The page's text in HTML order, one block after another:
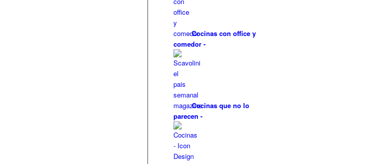
Cocinas con office y
comedor -
Cocinas que no lo
parecen -